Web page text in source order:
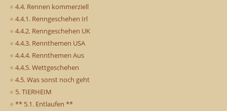
4.4. Rennen kommerziell
4.4.1. Renngeschehen Irl
4.4.2. Renngeschehen UK
4.4.3. Rennthemen USA
4.4.4. Rennthemen Aus
4.4.5. Wettgeschehen
4.5. Was sonst noch geht
5. TIERHEIM
** 5.1. Entlaufen **